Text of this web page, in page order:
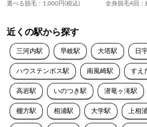
選べる脱毛：1,000円(税込) 全身脱毛4回：
近くの駅から探す
三河内駅 早岐駅 大塔駅 日
ハウステンボス駅 南風崎駅 すえ
高岩駅 いのつき駅 潜竜ヶ滝駅
棚方駅 相浦駅 大学駅 上相